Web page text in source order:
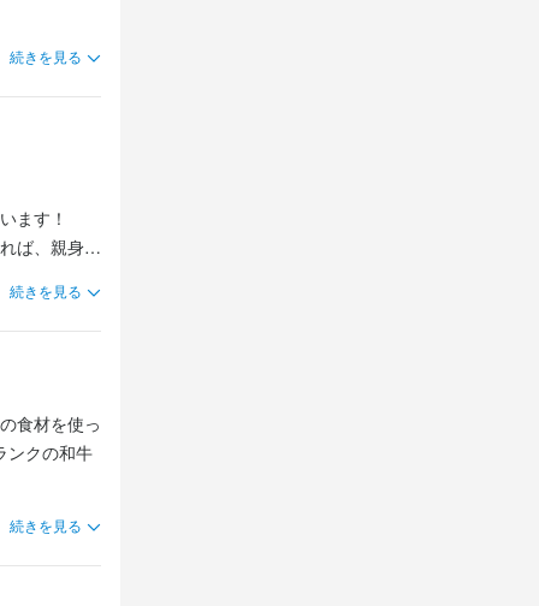
コンセプト
続きを見る
ます！
ば、親身に
でサポート
続きを見る
食材を使っ
ンクの和牛
はの個性豊
続きを見る
スキルを
環境を整
共に、オ
えていま
ください。
！
ぐに打ち解
くことが
ます◎
ださい。
！
ことが大